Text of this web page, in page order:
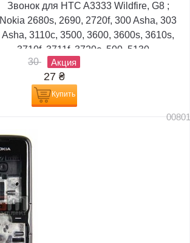
Звонок для HTC A3333 Wildfire, G8 ;
Nokia 2680s, 2690, 2720f, 300 Asha, 303
Asha, 3110c, 3500, 3600, 3600s, 3610s,
3710f, 3711f, 3720c, 500, 5130,...
30
Акция
27 ₴
Купить